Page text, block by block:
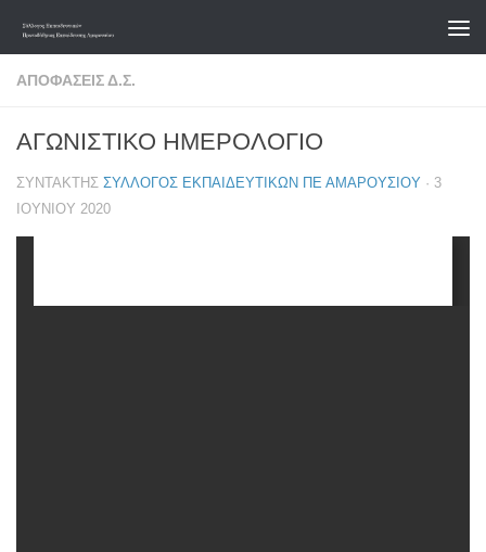
Skip to content
ΑΠΟΦΆΣΕΙΣ Δ.Σ.
ΑΓΩΝΙΣΤΙΚΟ ΗΜΕΡΟΛΟΓΙΟ
ΣΥΝΤΆΚΤΗΣ ΣΎΛΛΟΓΟΣ ΕΚΠΑΙΔΕΥΤΙΚΏΝ ΠΕ ΑΜΑΡΟΥΣΊΟΥ · 3
ΙΟΥΝΊΟΥ 2020